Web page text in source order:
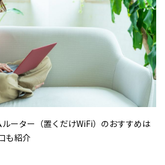
ルーター（置くだけWiFi）のおすすめは
も紹介